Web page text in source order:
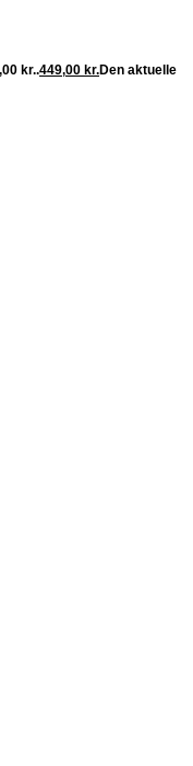
kr..449,00 kr.Den aktuelle